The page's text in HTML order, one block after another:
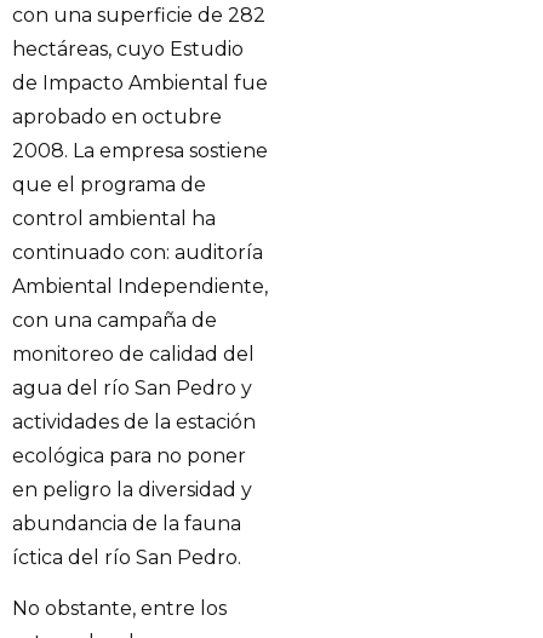
con una superficie de 282
hectáreas, cuyo Estudio
de Impacto Ambiental fue
aprobado en octubre
2008. La empresa sostiene
que el programa de
control ambiental ha
continuado con: auditoría
Ambiental Independiente,
con una campaña de
monitoreo de calidad del
agua del río San Pedro y
actividades de la estación
ecológica para no poner
en peligro la diversidad y
abundancia de la fauna
íctica del río San Pedro.
No obstante, entre los